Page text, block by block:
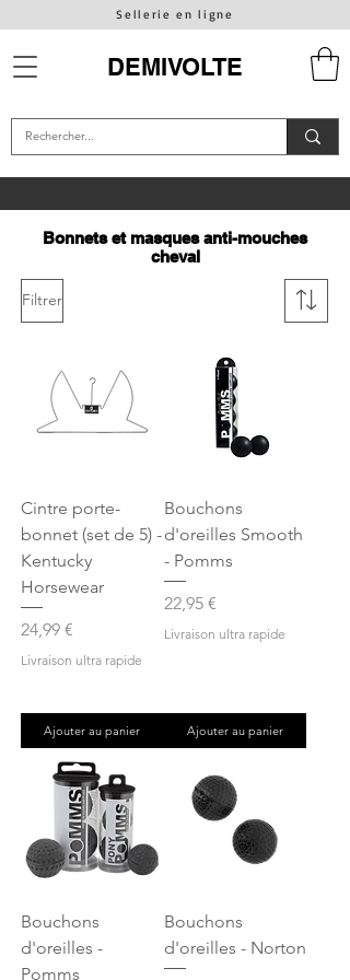
Sellerie en ligne
DEMIVOLTE
Bonnets et masques anti-mouches
cheval
Filtrer
Cintre porte-
bonnet (set de 5) -
Kentucky
Horsewear
Prix
24,99 €
Livraison ultra rapide
Ajouter au panier
Bouchons
d'oreilles Smooth
- Pomms
Prix
22,95 €
Livraison ultra rapide
Ajouter au panier
Bouchons
d'oreilles -
Pomms
Bouchons
d'oreilles - Norton